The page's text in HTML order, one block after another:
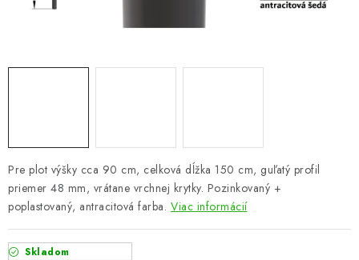
Kontakt
Pre plot výšky cca 90 cm, celková dĺžka 150 cm, guľatý profil
priemer 48 mm, vrátane vrchnej krytky. Pozinkovaný +
poplastovaný, antracitová farba. Viac informácií
Skladom